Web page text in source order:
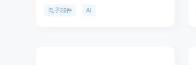
件内容，提供了一种创新的职业沟通方式。通
电子邮件 AI